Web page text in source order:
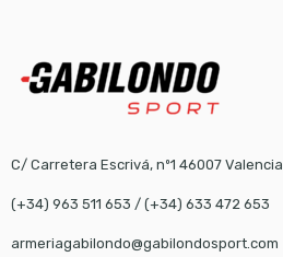
C/ Carretera Escrivá, nº1 46007 Valencia
(+34) 963 511 653 / (+34) 633 472 653
armeriagabilondo@gabilondosport.com